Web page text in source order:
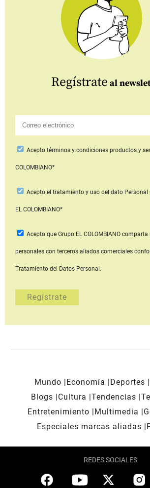
Regístrate al
Aceptotérminos y condiciones productos y
COLOMBIANO*
Acepto el tratamiento y uso del dato Personal
EL COLOMBIANO*
Acepto que Grupo EL COLOMBIANOcomparta
personales con terceros aliados comerciales
Tratamiento del Datos Personal.
Mundo Economía Deportes
Blogs
Cultura Tendencias
Entretenimiento
Multimedia
Especiales marcas aliadas
REDES SOCIALES